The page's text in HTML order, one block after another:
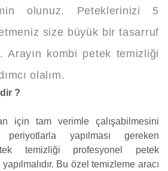
olunuz. Peteklerinizi 5
size büyük bir tasarruf
Arayın kombi petek temizliği
olalım.
?
için tam verimle çalışabilmesini
yapılması gereken
temizliği profesyonel petek
Bu özel temizleme aracı